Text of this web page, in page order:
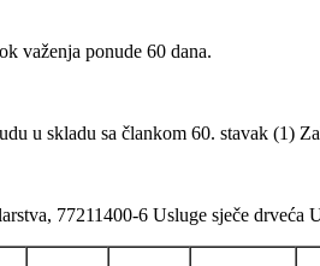
važenja ponude 60 dana.
u skladu sa člankom 60. stavak (1)
77211400-6 Usluge sječe drveća